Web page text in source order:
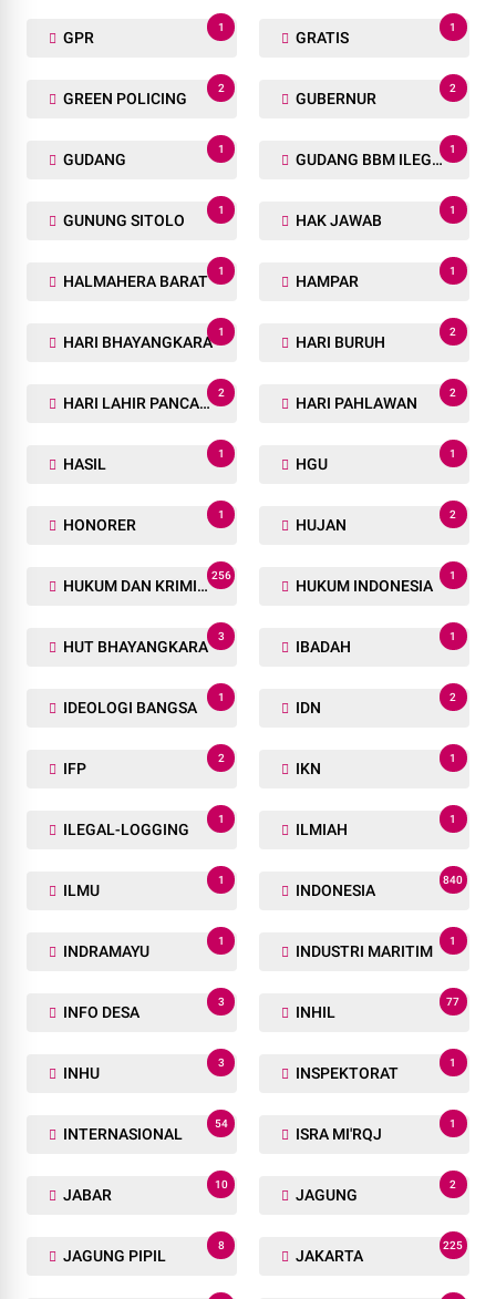
GPR
1
GRATIS
1
GREEN POLICING
2
GUBERNUR
2
GUDANG
1
GUDANG BBM ILEGAL
1
GUNUNG SITOLO
1
HAK JAWAB
1
HALMAHERA BARAT
1
HAMPAR
1
HARI BHAYANGKARA
1
HARI BURUH
2
HARI LAHIR PANCASILA
2
HARI PAHLAWAN
2
HASIL
1
HGU
1
HONORER
1
HUJAN
2
HUKUM DAN KRIMINAL
256
HUKUM INDONESIA
1
HUT BHAYANGKARA
3
IBADAH
1
IDEOLOGI BANGSA
1
IDN
2
IFP
2
IKN
1
ILEGAL-LOGGING
1
ILMIAH
1
ILMU
1
INDONESIA
840
INDRAMAYU
1
INDUSTRI MARITIM
1
INFO DESA
3
INHIL
77
INHU
3
INSPEKTORAT
1
INTERNASIONAL
54
ISRA MI'RQJ
1
JABAR
10
JAGUNG
2
JAGUNG PIPIL
8
JAKARTA
225